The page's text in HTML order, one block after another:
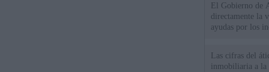
El Gobierno de
directamente la
ayudas por los
Las cifras del
inmobiliaria a la